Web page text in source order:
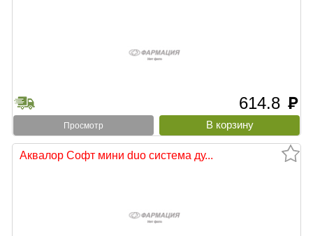
614.8 руб
Просмотр
Аквалор Софт мини duo система ду...